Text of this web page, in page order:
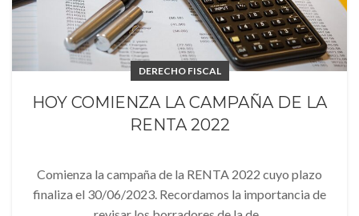
DERECHO FISCAL
HOY COMIENZA LA CAMPAÑA DE LA
RENTA 2022
Comienza la campaña de la RENTA 2022 cuyo plazo
finaliza el 30/06/2023. Recordamos la importancia de